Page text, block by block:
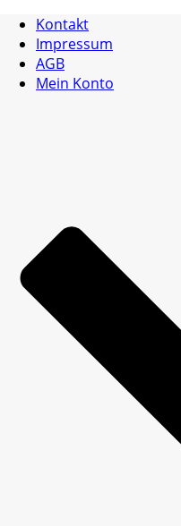
Kontakt
Impressum
AGB
Mein Konto